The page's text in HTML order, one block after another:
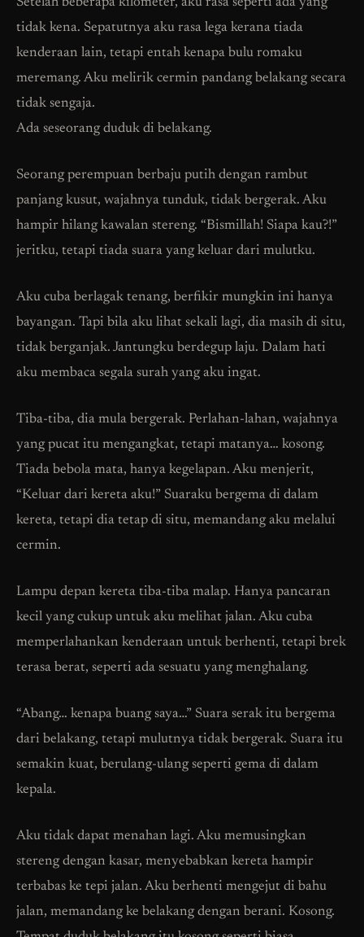
Setelah beberapa kilometer, aku rasa seperti ada yang
tidak kena. Sepatutnya aku rasa lega kerana tiada
kenderaan lain, tetapi entah kenapa bulu romaku
meremang. Aku melirik cermin pandang belakang secara
tidak sengaja.
Ada seseorang duduk di belakang.
Seorang perempuan berbaju putih dengan rambut
panjang kusut, wajahnya tunduk, tidak bergerak. Aku
hampir hilang kawalan stereng. “Bismillah! Siapa kau?!”
jeritku, tetapi tiada suara yang keluar dari mulutku.
Aku cuba berlagak tenang, berfikir mungkin ini hanya
bayangan. Tapi bila aku lihat sekali lagi, dia masih di situ,
tidak berganjak. Jantungku berdegup laju. Dalam hati
aku membaca segala surah yang aku ingat.
Tiba-tiba, dia mula bergerak. Perlahan-lahan, wajahnya
yang pucat itu mengangkat, tetapi matanya… kosong.
Tiada bebola mata, hanya kegelapan. Aku menjerit,
“Keluar dari kereta aku!” Suaraku bergema di dalam
kereta, tetapi dia tetap di situ, memandang aku melalui
cermin.
Lampu depan kereta tiba-tiba malap. Hanya pancaran
kecil yang cukup untuk aku melihat jalan. Aku cuba
memperlahankan kenderaan untuk berhenti, tetapi brek
terasa berat, seperti ada sesuatu yang menghalang.
“Abang… kenapa buang saya…” Suara serak itu bergema
dari belakang, tetapi mulutnya tidak bergerak. Suara itu
semakin kuat, berulang-ulang seperti gema di dalam
kepala.
Aku tidak dapat menahan lagi. Aku memusingkan
stereng dengan kasar, menyebabkan kereta hampir
terbabas ke tepi jalan. Aku berhenti mengejut di bahu
jalan, memandang ke belakang dengan berani. Kosong.